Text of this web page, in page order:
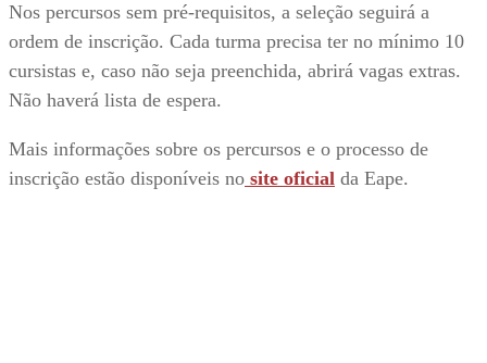
Nos percursos sem pré-requisitos, a seleção seguirá a
ordem de inscrição. Cada turma precisa ter no mínimo 10
cursistas e, caso não seja preenchida, abrirá vagas extras.
Não haverá lista de espera.
Mais informações sobre os percursos e o processo de
inscrição estão disponíveis no site oficial da Eape.